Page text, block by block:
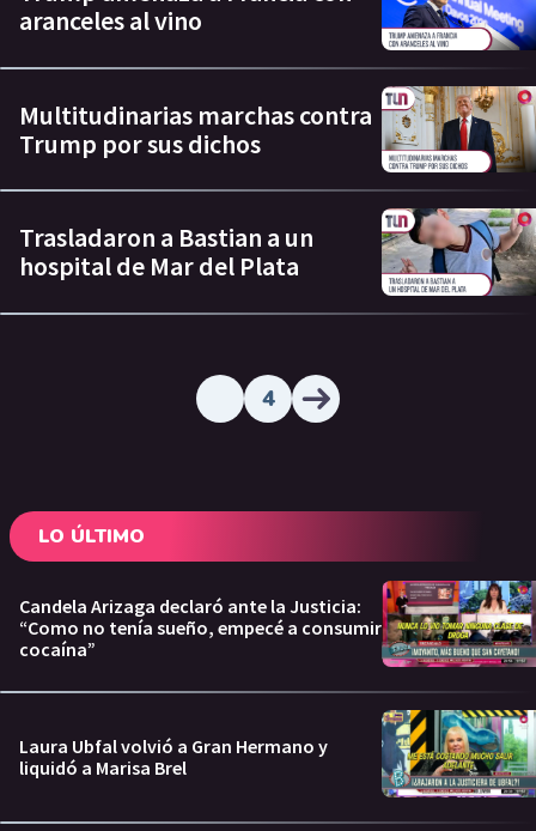
aranceles al vino
Multitudinarias marchas contra
Trump por sus dichos
Trasladaron a Bastian a un
hospital de Mar del Plata
4
LO ÚLTIMO
Candela Arizaga declaró ante la Justicia:
“Como no tenía sueño, empecé a consumir
cocaína”
Laura Ubfal volvió a Gran Hermano y
liquidó a Marisa Brel